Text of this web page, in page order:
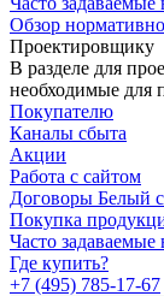
Обзор
Проектировщику
В разделе для
необходимые для
Покупателю
Каналы сбыта
Акции
Работа с сайтом
Договоры Белый
Покупка
Часто задаваемые
Где купить?
+7 (495) 785-17-67